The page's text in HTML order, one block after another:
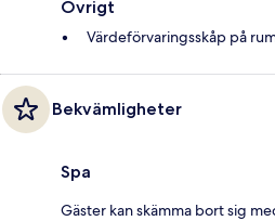
Övrigt
Värdeförvaringsskåp på
Bekvämligheter
Spa
Gäster kan skämma bort sig